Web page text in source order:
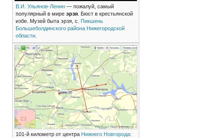
В.И. Ульянов-Ленин— пожалуй, самый
популярный в мире эрзя. Бюст в крестьянской
избе. Музей быта эрзя, с.
Пикшень
Большеболдинского района Нижегородской
области.
101-й километр от центра Нижнего Новгорода: